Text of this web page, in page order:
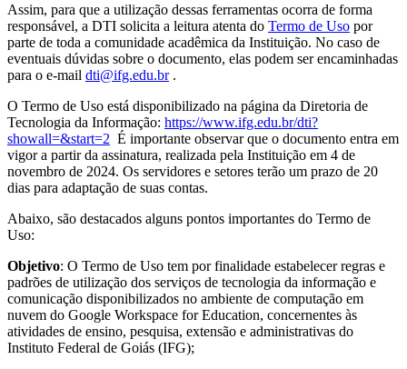
Assim, para que a utilização dessas ferramentas ocorra de forma
responsável, a DTI solicita a leitura atenta do Termo de Uso por
parte de toda a comunidade acadêmica da Instituição. No caso de
eventuais dúvidas sobre o documento, elas podem ser encaminhadas
para o e-mail dti@ifg.edu.br.
O Termo de Uso está disponibilizado na página da Diretoria de
Tecnologia da Informação: https://www.ifg.edu.br/dti?
showall=&start=2 É importante observar que o documento entra em
vigor a partir da assinatura, realizada pela Instituição em 4 de
novembro de 2024. Os servidores e setores terão um prazo de 20
dias para adaptação de suas contas.
Abaixo, são destacados alguns pontos importantes do Termo de
Uso:
Objetivo: O Termo de Uso tem por finalidade estabelecer regras e
padrões de utilização dos serviços de tecnologia da informação e
comunicação disponibilizados no ambiente de computação em
nuvem do Google Workspace for Education, concernentes às
atividades de ensino, pesquisa, extensão e administrativas do
Instituto Federal de Goiás (IFG);